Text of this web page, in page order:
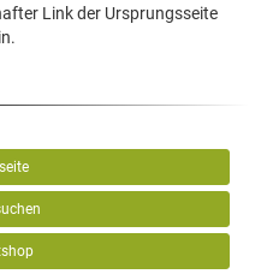
Link der Ursprungsseite